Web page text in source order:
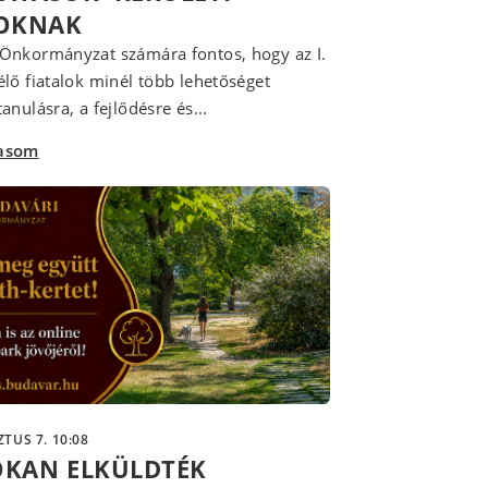
számára fontos, hogy az I.
fiatalok minél több lehetőséget
a fejlődésre és...
7. 10:08
ELKÜLDTÉK